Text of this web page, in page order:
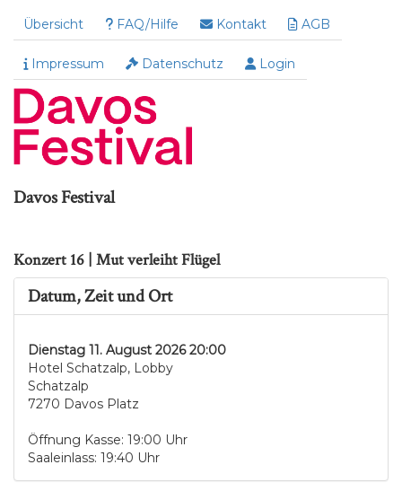
Übersicht FAQ/Hilfe Kontakt AGB
Impressum Datenschutz Login
Davos Festival
Konzert 16 | Mut verleiht Flügel
Datum, Zeit und Ort
Dienstag 11. August 2026 20:00
Hotel Schatzalp, Lobby
Schatzalp
7270 Davos Platz
Öffnung Kasse: 19:00 Uhr
Saaleinlass: 19:40 Uhr